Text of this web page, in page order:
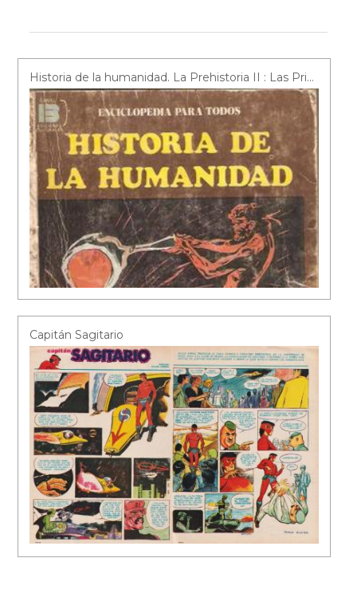
Historia de la humanidad. La Prehistoria II : Las Primeras Civilizaciones
Capitán Sagitario